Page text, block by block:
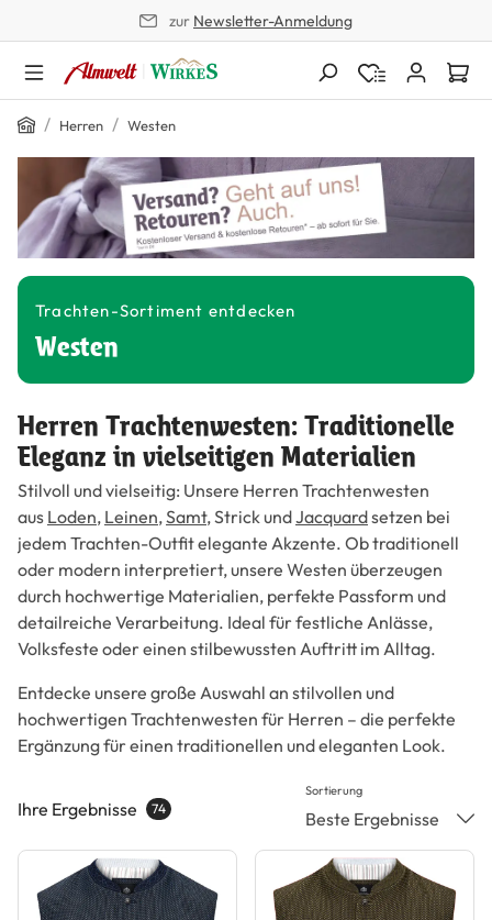
zur Newsletter-Anmeldung
Home
/ Herren / Westen
Trachten-Sortiment entdecken
Westen
Herren Trachtenwesten: Traditionelle
Eleganz in vielseitigen Materialien
Stilvoll und vielseitig: Unsere Herren Trachtenwesten
aus Loden, Leinen,Samt, Strick undJacquardsetzen bei
jedem Trachten-Outfit elegante Akzente. Ob traditionell
oder modern interpretiert, unsere Westen überzeugen
durch hochwertige Materialien, perfekte Passform und
detailreiche Verarbeitung. Ideal für festliche Anlässe,
Volksfeste oder einen stilbewussten Auftritt im Alltag.
Entdecke unsere große Auswahl an stilvollen und
hochwertigen Trachtenwesten für Herren – die perfekte
Ergänzung für einen traditionellen und eleganten Look.
Ihre Ergebnisse 74
Sortierung
Beste Ergebnisse